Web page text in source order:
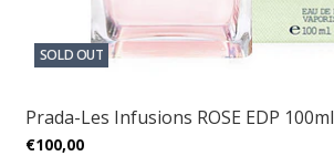
SOLD OUT
Prada-Les Infusions ROSE EDP 100ml
€100,00